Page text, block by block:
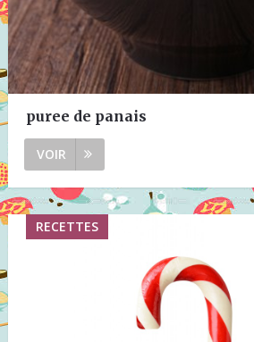
puree de panais
VOIR
RECETTES